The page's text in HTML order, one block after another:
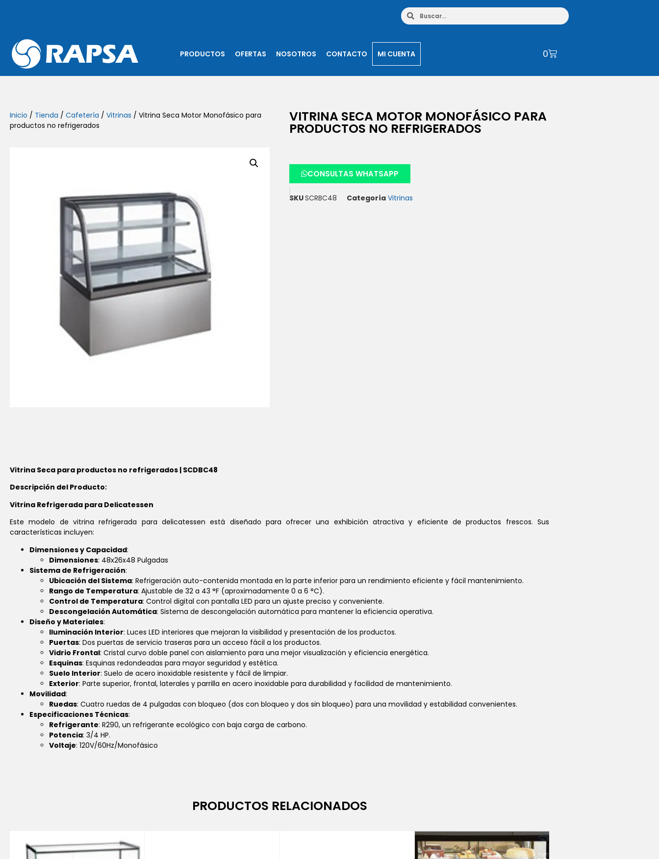
PRODUCTOS OFERTAS NOSOTROS CONTACTO MI CUENTA 0
Inicio / Tienda / Cafetería / Vitrinas / Vitrina Seca Motor Monofásico para
productos no refrigerados
VITRINA SECA MOTOR MONOFÁSICO PARA
PRODUCTOS NO REFRIGERADOS
CONSULTAS WHATSAPP
SKUSCRBC48 Categoría Vitrinas
Vitrina Seca para productos no refrigerados | SCDBC48
Descripción del Producto:
Vitrina Refrigerada para Delicatessen
Este modelo de vitrina refrigerada para delicatessen está diseñado para ofrecer una exhibición atractiva y eficiente de productos frescos. Sus
características incluyen:
Dimensiones y Capacidad:
Dimensiones: 48x26x48 Pulgadas
Sistema de Refrigeración:
Ubicación del Sistema: Refrigeración auto-contenida montada en la parte inferior para un rendimiento eficiente y fácil mantenimiento.
Rango de Temperatura: Ajustable de 32 a 43 °F (aproximadamente 0 a 6 °C).
Control de Temperatura: Control digital con pantalla LED para un ajuste preciso y conveniente.
Descongelación Automática: Sistema de descongelación automática para mantener la eficiencia operativa.
Diseño y Materiales:
Iluminación Interior: Luces LED interiores que mejoran la visibilidad y presentación de los productos.
Puertas: Dos puertas de servicio traseras para un acceso fácil a los productos.
Vidrio Frontal: Cristal curvo doble panel con aislamiento para una mejor visualización y eficiencia energética.
Esquinas: Esquinas redondeadas para mayor seguridad y estética.
Suelo Interior: Suelo de acero inoxidable resistente y fácil de limpiar.
Exterior: Parte superior, frontal, laterales y parrilla en acero inoxidable para durabilidad y facilidad de mantenimiento.
Movilidad:
Ruedas: Cuatro ruedas de 4 pulgadas con bloqueo (dos con bloqueo y dos sin bloqueo) para una movilidad y estabilidad convenientes.
Especificaciones Técnicas:
Refrigerante: R290, un refrigerante ecológico con baja carga de carbono.
Potencia: 3/4 HP.
Voltaje: 120V/60Hz/Monofásico
PRODUCTOS RELACIONADOS